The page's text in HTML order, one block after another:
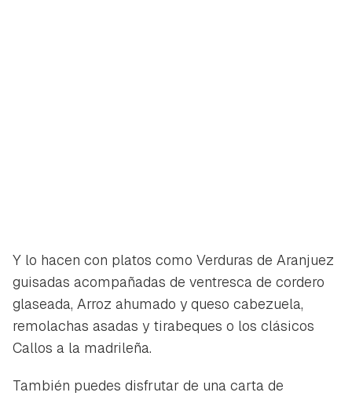
Y lo hacen con platos como Verduras de Aranjuez
guisadas acompañadas de ventresca de cordero
glaseada, Arroz ahumado y queso cabezuela,
remolachas asadas y tirabeques o los clásicos
Callos a la madrileña.
También puedes disfrutar de una carta de